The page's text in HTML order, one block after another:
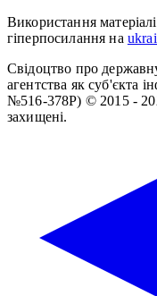
Використання
гіперпосилання на
Свідоцтво про
агентства як суб'єкта
№516-378Р) © 2015 -
захищені.